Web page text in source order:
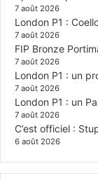
7 août 2026
London P1 :
7 août 2026
FIP Bronze
7 août 2026
London P1 : un
7 août 2026
London P1 : un
7 août 2026
C’est officiel :
6 août 2026